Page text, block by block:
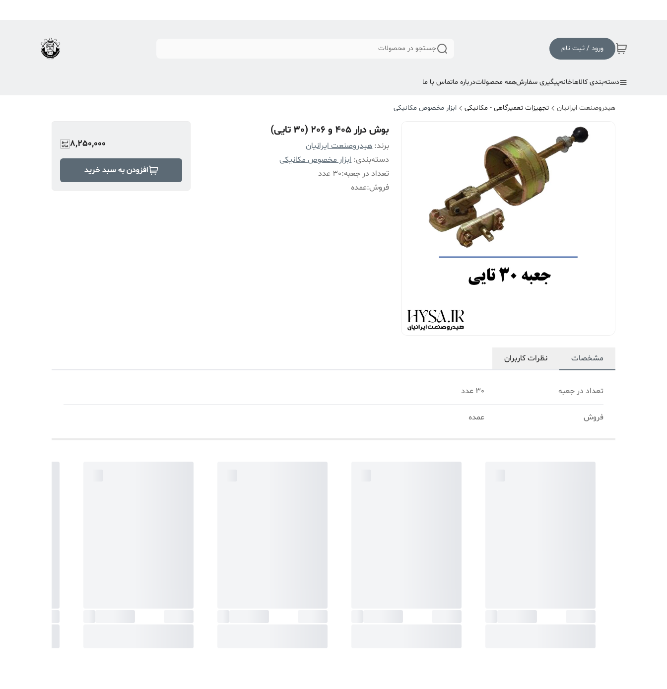
ورود / ثبت نام جستجو در محصولات
دسته‌بندی کالاهاخانهپیگیری سفارشهمه محصولاتدرباره ماتماس با ما
هیدروصنعت ایرانیان تجهیزات تعمیرگاهی - مکانیکی ابزار مخصوص مکانیکی
بوش درار 405 و 206 (30 تایی)
برند: هیدروصنعت ایرانیان
دسته‌بندی:ابزار مخصوص مکانیکی
تعداد در جعبه:30 عدد
فروش:عمده
8,250,000
افزودن به سبد خرید
مشخصات نظرات کاربران
تعداد در جعبه 30 عدد
فروش عمده